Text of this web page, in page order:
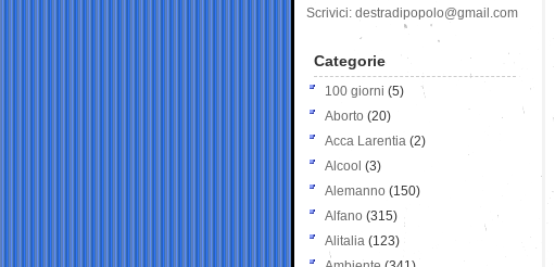
Scrivici: destradipopolo@gmail.com
Categorie
100 giorni (5)
Aborto (20)
Acca Larentia (2)
Alcool (3)
Alemanno (150)
Alfano (315)
Alitalia (123)